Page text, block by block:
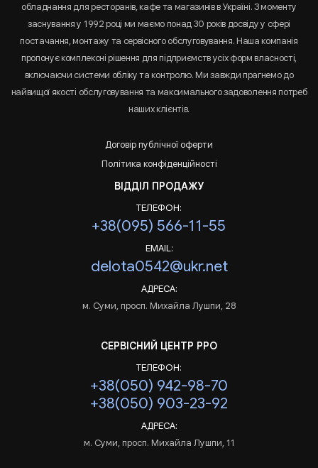
обладнання для ресторанів, кафе та магазинів в Україні. З моменту
заснування у 1992 році ми маємо понад 30 років досвіду у сфері
постачання, монтажу та сервісного обслуговування. Наша компанія
пропонує комплексні рішення для підприємств усіх форм власності,
включаючи системи обліку та контролю. Ми завжди прагнемо до
найвищої якості обслуговування та максимального задоволення потреб
наших клієнтів.
Договір публічної оферти
Політика конфіденційності
ВІДДІЛ ПРОДАЖУ
ТЕЛЕФОН:
+38(095) 566-11-55
EMAIL:
delota0542@ukr.net
АДРЕСА:
м. Суми, просп. Михайла Лушпи, 28
СЕРВІСНИЙ ЦЕНТР РРО
ТЕЛЕФОН:
+38(050) 942-98-70
+38(050) 903-23-92
АДРЕСА:
м. Суми, просп. Михайла Лушпи, 11